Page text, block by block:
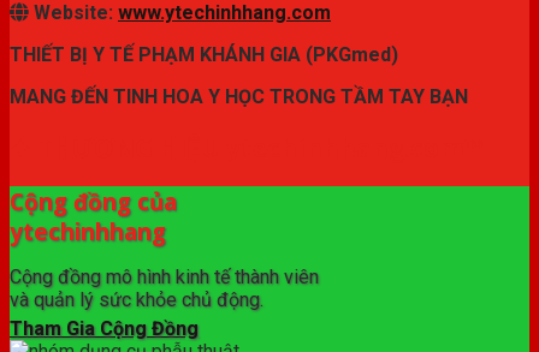
Website: www.ytechinhhang.com
THIẾT BỊ Y TẾ PHẠM KHÁNH GIA (PKGmed)
MANG ĐẾN TINH HOA Y HỌC TRONG TẦM TAY BẠN
Cộng đồng của
ytechinhhang
Cộng đồng mô hình kinh tế thành viên
và quản lý sức khỏe chủ động.
Tham Gia Cộng Đồng